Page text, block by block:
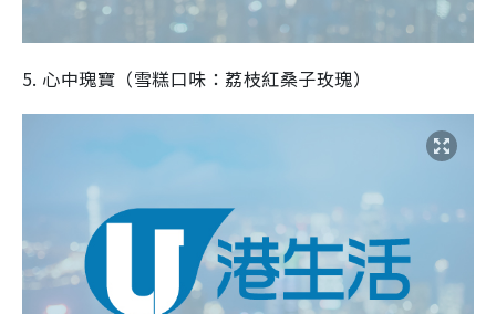
5. 心中瑰寶（雪糕口味：荔枝紅桑子玫瑰）